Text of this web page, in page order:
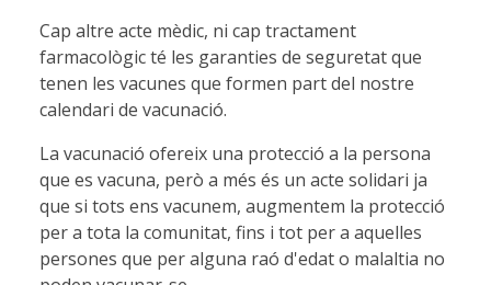
Cap altre acte mèdic, ni cap tractament
farmacològic té les garanties de seguretat que
tenen les vacunes que formen part del nostre
calendari de vacunació.
La vacunació ofereix una protecció a la persona
que es vacuna, però a més és un acte solidari ja
que si tots ens vacunem, augmentem la protecció
per a tota la comunitat, fins i tot per a aquelles
persones que per alguna raó d'edat o malaltia no